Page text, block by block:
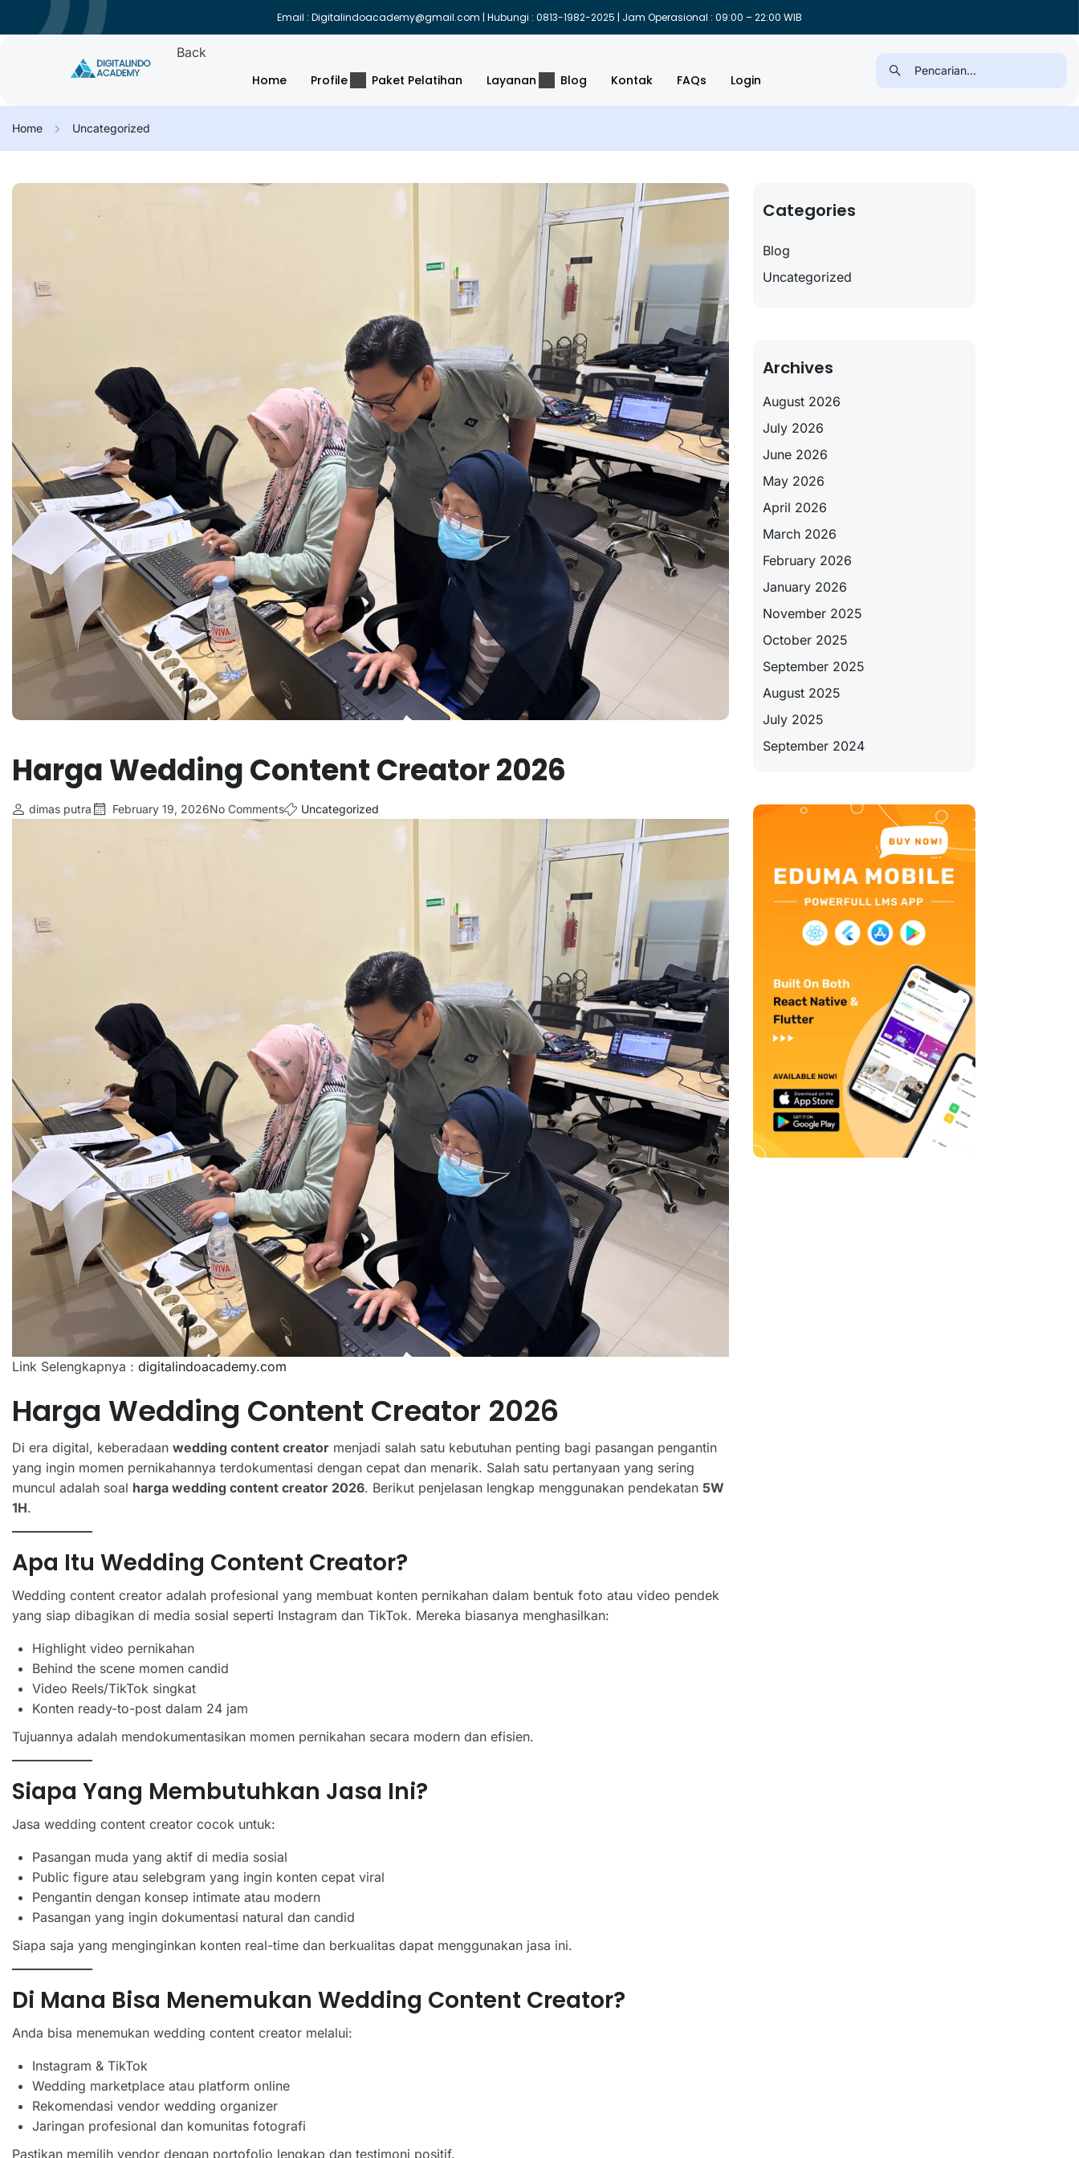
Email : Digitalindoacademy@gmail.com | Hubungi : 0813-1982-2025 | Jam Operasional : 09:00 – 22:00 WIB
Back
Home
Profile Paket Pelatihan Layanan Blog Kontak FAQs Login
Home Uncategorized
Harga Wedding Content Creator 2026
dimas putra February 19, 2026No Comments Uncategorized
Link Selengkapnya : digitalindoacademy.com
Harga Wedding Content Creator 2026
Di era digital, keberadaan wedding content creator menjadi salah satu kebutuhan penting bagi pasangan pengantin
yang ingin momen pernikahannya terdokumentasi dengan cepat dan menarik. Salah satu pertanyaan yang sering
muncul adalah soal harga wedding content creator 2026. Berikut penjelasan lengkap menggunakan pendekatan 5W
1H.
Apa Itu Wedding Content Creator?
Wedding content creator adalah profesional yang membuat konten pernikahan dalam bentuk foto atau video pendek
yang siap dibagikan di media sosial seperti Instagram dan TikTok. Mereka biasanya menghasilkan:
Highlight video pernikahan
Behind the scene momen candid
Video Reels/TikTok singkat
Konten ready-to-post dalam 24 jam
Tujuannya adalah mendokumentasikan momen pernikahan secara modern dan efisien.
Siapa Yang Membutuhkan Jasa Ini?
Jasa wedding content creator cocok untuk:
Pasangan muda yang aktif di media sosial
Public figure atau selebgram yang ingin konten cepat viral
Pengantin dengan konsep intimate atau modern
Pasangan yang ingin dokumentasi natural dan candid
Siapa saja yang menginginkan konten real-time dan berkualitas dapat menggunakan jasa ini.
Di Mana Bisa Menemukan Wedding Content Creator?
Anda bisa menemukan wedding content creator melalui:
Instagram & TikTok
Wedding marketplace atau platform online
Rekomendasi vendor wedding organizer
Jaringan profesional dan komunitas fotografi
Pastikan memilih vendor dengan portofolio lengkap dan testimoni positif.
Categories
Blog
Uncategorized
Archives
August 2026
July 2026
June 2026
May 2026
April 2026
March 2026
February 2026
January 2026
November 2025
October 2025
September 2025
August 2025
July 2025
September 2024